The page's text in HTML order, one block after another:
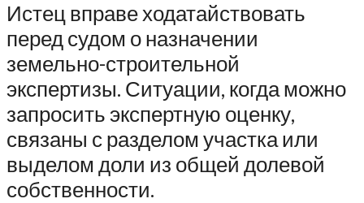
Истец вправе ходатайствовать
перед судом о назначении
земельно-строительной
экспертизы. Ситуации, когда можно
запросить экспертную оценку,
связаны с разделом участка или
выделом доли из общей долевой
собственности.